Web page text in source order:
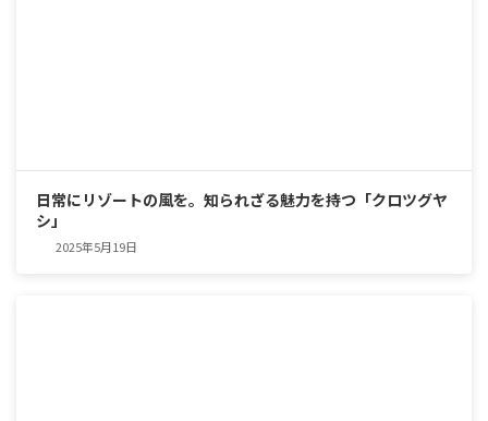
日常にリゾートの風を。知られざる魅力を持つ「クロツグヤ
シ」
2025年5月19日